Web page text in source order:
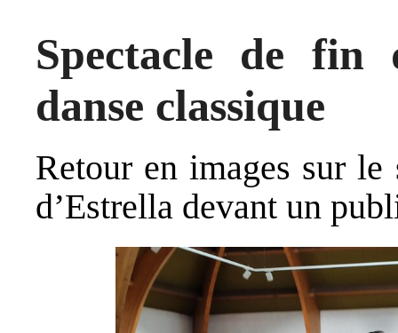
Spectacle de fin
danse classique
Retour en images sur le
d’Estrella devant un